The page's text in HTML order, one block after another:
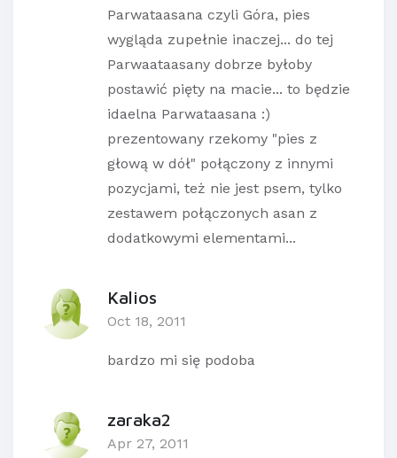
Parwataasana czyli Góra, pies
wygląda zupełnie inaczej... do tej
Parwaataasany dobrze byłoby
postawić pięty na macie... to będzie
idaelna Parwataasana :)
prezentowany rzekomy "pies z
głową w dół" połączony z innymi
pozycjami, też nie jest psem, tylko
zestawem połączonych asan z
dodatkowymi elementami...
Kalios
Oct 18, 2011
bardzo mi się podoba
zaraka2
Apr 27, 2011